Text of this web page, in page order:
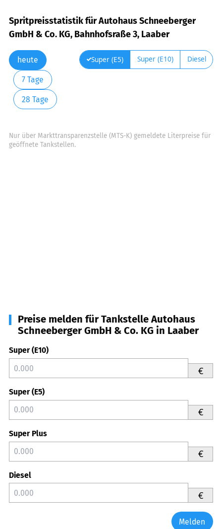
Spritpreisstatistik für Autohaus Schneeberger
GmbH & Co. KG, Bahnhofsraße 3, Laaber
heute
7 Tage
28 Tage
Super (E5) Super (E10) Diesel
Nur über Markttransparenzstelle (MTS-K) gemeldete Literpreise für
geöffnete Tankstellen.
Preise melden für Tankstelle Autohaus
Schneeberger GmbH & Co. KG in Laaber
Super (E10)
€
Super (E5)
€
Super Plus
€
Diesel
€
Melden